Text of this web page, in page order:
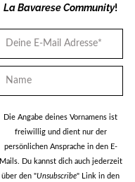
La Bavarese Community!
Die Angabe deines Vornamens ist
freiwillig und dient nur der
persönlichen Ansprache in den E-
Mails. Du kannst dich auch jederzeit
über den "Unsubscribe" Link in den